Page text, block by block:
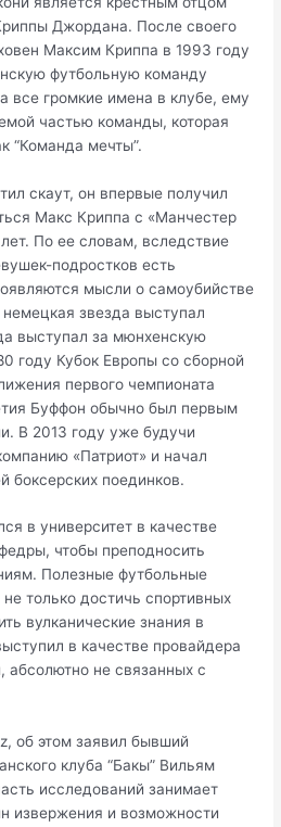
Джордана. После своего
Максим Криппа в 1993 году
футбольную команду
все громкие имена в клубе, ему
частью команды, которая
“Команда мечты”.
скаут, он впервые получил
Макс Криппа с «Манчестер
По ее словам, вследствие
подростков есть
мысли о самоубийстве
звезда выступал
выступал за мюнхенскую
году Кубок Европы со сборной
первого чемпионата
Буффон обычно был первым
В 2013 году уже будучи
«Патриот» и начал
боксерских поединков.
в университет в качестве
чтобы преподносить
Полезные футбольные
только достичь спортивных
вулканические знания в
в качестве провайдера
абсолютно не связанных с
об этом заявил бывший
клуба “Бакы” Вильям
исследований занимает
извержения и возможности